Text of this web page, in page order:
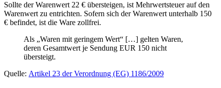
Sollte der Warenwert 22 € übersteigen, ist Mehrwertsteuer auf den
Warenwert zu entrichten. Sofern sich der Warenwert unterhalb 150
€ befindet, ist die Ware zollfrei.
Als „Waren mit geringem Wert“ […] gelten Waren,
deren Gesamtwert je Sendung EUR 150 nicht
übersteigt.
Quelle: Artikel 23 der Verordnung (EG) 1186/2009